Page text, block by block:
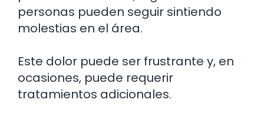
personas pueden seguir sintiendo
molestias en el área.
Este dolor puede ser frustrante y, en
ocasiones, puede requerir
tratamientos adicionales.